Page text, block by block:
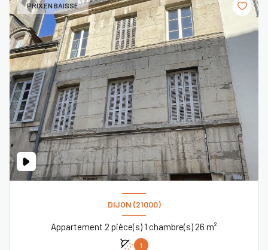
PRIX EN BAISSE
DIJON (21000)
Appartement 2 pièce(s) 1 chambre(s) 26 m²
1